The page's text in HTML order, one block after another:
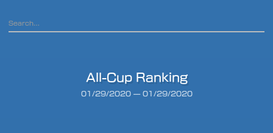
All-Cup Ranking
01/29/2020— 01/29/2020